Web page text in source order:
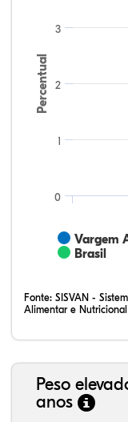
Percentual
Vargem
Brasil
0
1
2
3
Fonte: SISVAN -
Alimentar e Nutricional
Peso
anos